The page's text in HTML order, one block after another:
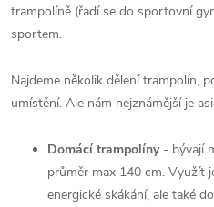
trampolíně (řadí se do sportovní
sportem.
Najdeme několik dělení trampolín,
umístění. Ale nám nejznámější je
Domácí trampolíny - bývají
průměr max 140 cm. Využít
energické skákání, ale také